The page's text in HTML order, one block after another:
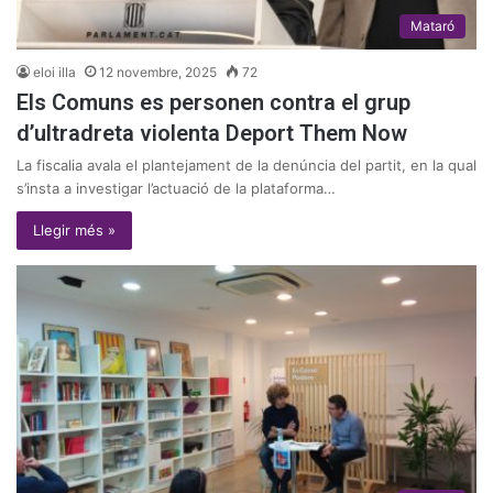
Mataró
eloi illa 12 novembre, 2025 72
Els Comuns es personen contra el grup
d’ultradreta violenta Deport Them Now
La fiscalia avala el plantejament de la denúncia del partit, en la qual
s’insta a investigar l’actuació de la plataforma…
Llegir més »